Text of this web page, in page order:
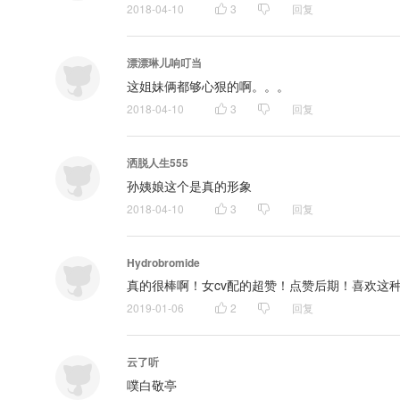
2018-04-10 3 回复
漂漂琳儿响叮当
这姐妹俩都够心狠的啊。。。
2018-04-10 3 回复
洒脱人生555
孙姨娘这个是真的形象
2018-04-10 3 回复
Hydrobromide
真的很棒啊！女cv配的超赞！点赞后期！喜欢这
2019-01-06 2 回复
云了听
噗白敬亭